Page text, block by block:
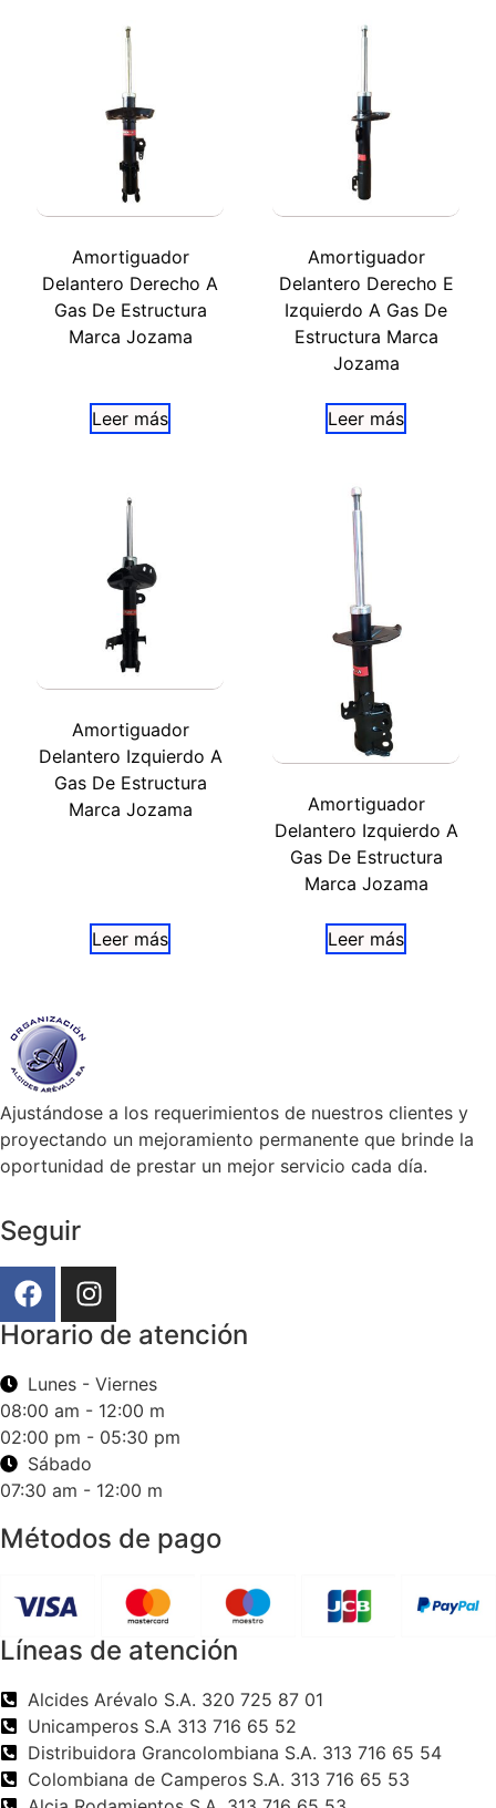
Amortiguador
Delantero Derecho A
Gas De Estructura
Marca Jozama
Leer más
Amortiguador
Delantero Derecho E
Izquierdo A Gas De
Estructura Marca
Jozama
Leer más
Amortiguador
Delantero Izquierdo A
Gas De Estructura
Marca Jozama
Leer más
Amortiguador
Delantero Izquierdo A
Gas De Estructura
Marca Jozama
Leer más
Ajustándose a los requerimientos de nuestros clientes y
proyectando un mejoramiento permanente que brinde la
oportunidad de prestar un mejor servicio cada día.
Seguir
Horario de atención
Lunes - Viernes
08:00 am - 12:00 m
02:00 pm - 05:30 pm
Sábado
07:30 am - 12:00 m
Métodos de pago
Líneas de atención
Alcides Arévalo S.A. 320 725 87 01
Unicamperos S.A 313 716 65 52
Distribuidora Grancolombiana S.A. 313 716 65 54
Colombiana de Camperos S.A. 313 716 65 53